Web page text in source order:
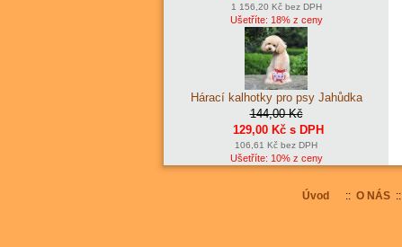
1 156,20 Kč bez DPH
Ušetříte: 18% z ceny
Hárací kalhotky pro psy Jahůdka
144,00 Kč
129,00 Kč s DPH
106,61 Kč bez DPH
Ušetříte: 10% z ceny
Úvod :: O NÁS::